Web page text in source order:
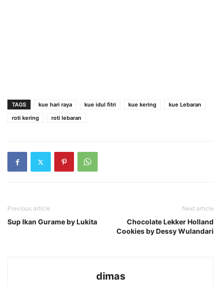
TAGS kue hari raya kue idul fitri kue kering
kue Lebaran
roti kering
roti lebaran
Previous article
Sup Ikan Gurame by Lukita
Next article
Chocolate Lekker Holland
Cookies by Dessy Wulandari
dimas